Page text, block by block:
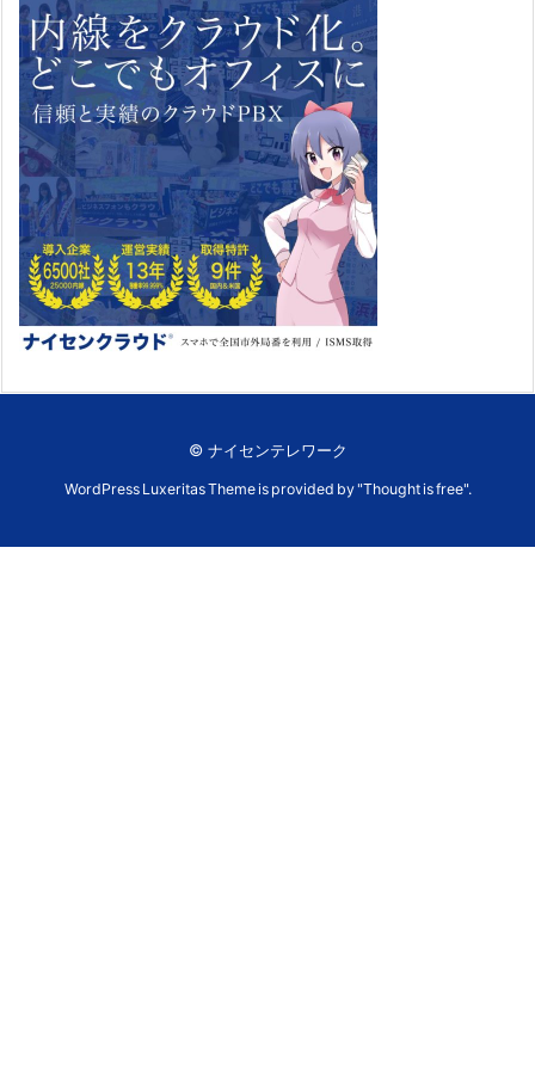
© ナイセンテレワーク
WordPress Luxeritas Theme is provided by "Thought is free".